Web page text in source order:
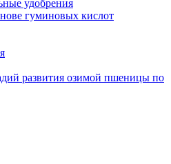
удобрения
гуминовых кислот
развития озимой пшеницы по